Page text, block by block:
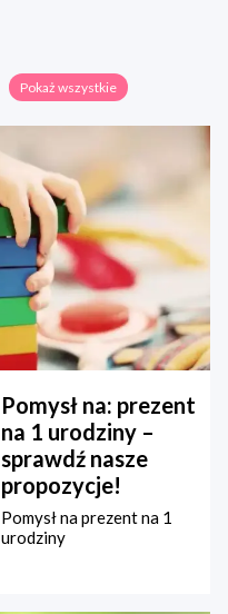
Pokaż wszystkie
Pomysł na: prezent
na 1 urodziny –
sprawdź nasze
propozycje!
Pomysł na prezent na 1
urodziny